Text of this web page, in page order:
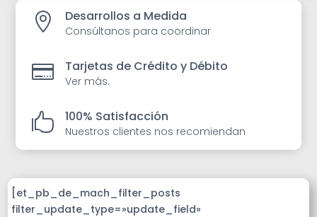
 Desarrollos a Medida
Consúltanos para coordinar
 Tarjetas de Crédito y Débito
Ver más.
 100% Satisfacción
Nuestros clientes nos recomiendan
[et_pb_de_mach_filter_posts
filter_update_type=»update_field»